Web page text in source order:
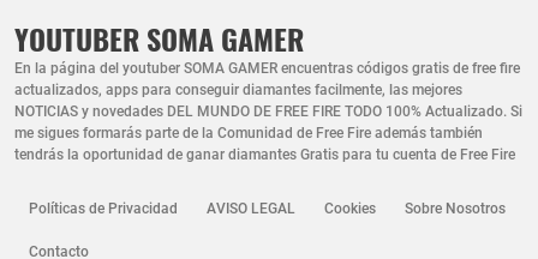
YOUTUBER SOMA GAMER
En la página del youtuber SOMA GAMER encuentras códigos gratis de free fire
actualizados, apps para conseguir diamantes facilmente, las mejores
NOTICIAS y novedades DEL MUNDO DE FREE FIRE TODO 100% Actualizado. Si
me sigues formarás parte de la Comunidad de Free Fire además también
tendrás la oportunidad de ganar diamantes Gratis para tu cuenta de Free Fire
Políticas de Privacidad AVISO LEGAL Cookies Sobre Nosotros
Contacto